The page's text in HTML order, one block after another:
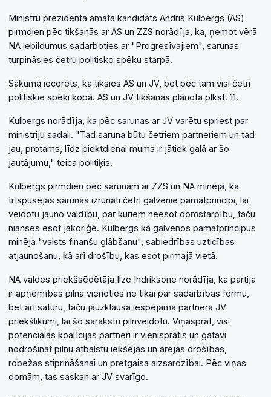
Ministru prezidenta amata kandidāts Andris Kulbergs (AS)
pirmdien pēc tikšanās ar AS un ZZS norādīja, ka, ņemot vērā
NA iebildumus sadarboties ar "Progresīvajiem", sarunas
turpināsies četru politisko spēku starpā.
Sākumā iecerēts, ka tiksies AS un JV, bet pēc tam visi četri
politiskie spēki kopā. AS un JV tikšanās plānota plkst. 11.
Kulbergs norādīja, ka pēc sarunas ar JV varētu spriest par
ministriju sadali. "Tad saruna būtu četriem partneriem un tad
jau, protams, līdz piektdienai mums ir jātiek galā ar šo
jautājumu," teica politiķis.
Kulbergs pirmdien pēc sarunām ar ZZS un NA minēja, ka
trīspusējās sarunās izrunāti četri galvenie pamatprincipi, lai
veidotu jauno valdību, par kuriem neesot domstarpību, taču
nianses esot jākoriģē. Kulbergs kā galvenos pamatprincipus
minēja "valsts finanšu glābšanu", sabiedrības uzticības
atjaunošanu, kā arī drošību, kas esot pirmajā vietā.
NA valdes priekšsēdētāja Ilze Indriksone norādīja, ka partija
ir apņēmības pilna vienoties ne tikai par sadarbības formu,
bet arī saturu, taču jāuzklausa iespējamā partnera JV
priekšlikumi, lai šo sarakstu pilnveidotu. Viņasprāt, visi
potenciālās koalīcijas partneri ir vienisprātis un gatavi
nodrošināt pilnu atbalstu iekšējās un ārējās drošības,
robežas stiprināšanai un pretgaisa aizsardzībai. Pēc viņas
domām, tas saskan ar JV svarīgo.